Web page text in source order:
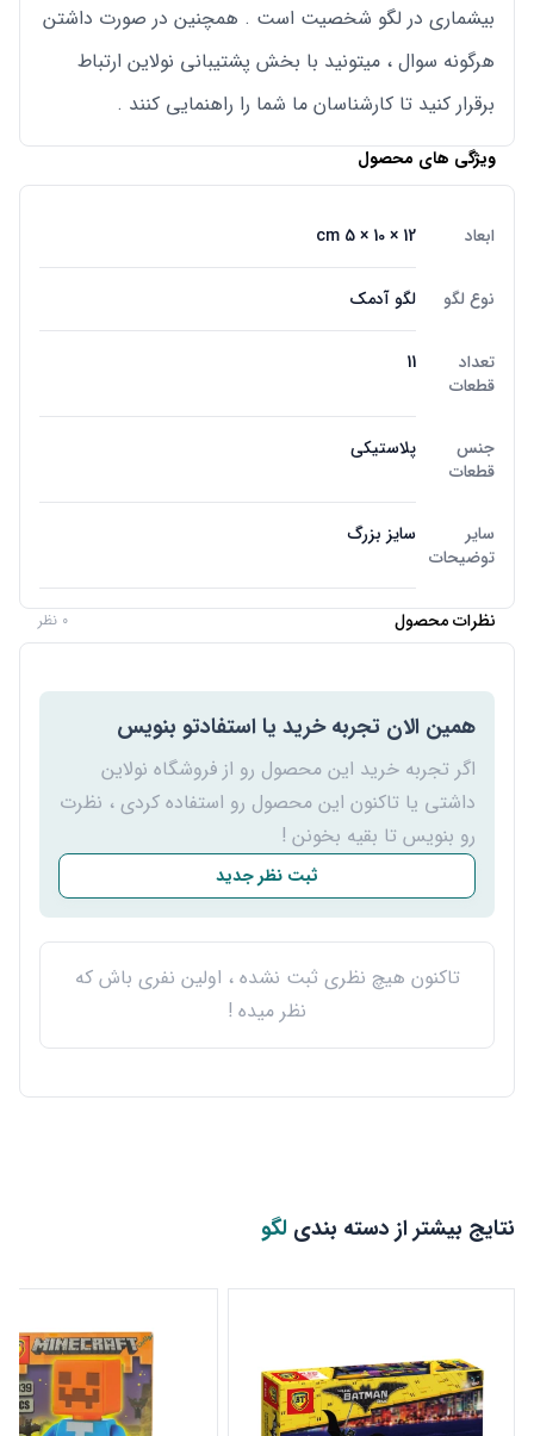
بیشماری در لگو شخصیت است . همچنین در صورت داشتن
هرگونه سوال ، میتونید با بخش پشتیبانی نولاین ارتباط
برقرار کنید تا کارشناسان ما شما را راهنمایی کنند .
ویژگی های محصول
ابعاد 12 × 10 × 5 cm
نوع لگو لگو آدمک
تعداد
قطعات
11
جنس
قطعات
پلاستیکی
سایر
توضیحات
سایز بزرگ
نظرات محصول 0 نظر
همین الان تجربه خرید یا استفادتو بنویس
اگر تجربه خرید این محصول رو از فروشگاه نولاین
داشتی یا تاکنون این محصول رو استفاده کردی ، نظرت
رو بنویس تا بقیه بخونن !
ثبت نظر جدید
تاکنون هیچ نظری ثبت نشده ، اولین نفری باش که
نظر میده !
نتایج بیشتر از دسته بندی لگو